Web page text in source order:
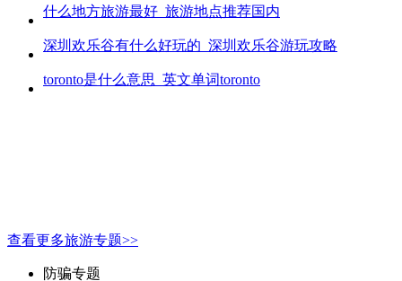
什么地方旅游最好_旅游地点推荐国内
深圳欢乐谷有什么好玩的_深圳欢乐谷游玩攻略
toronto是什么意思_英文单词toronto
查看更多旅游专题>>
防骗专题